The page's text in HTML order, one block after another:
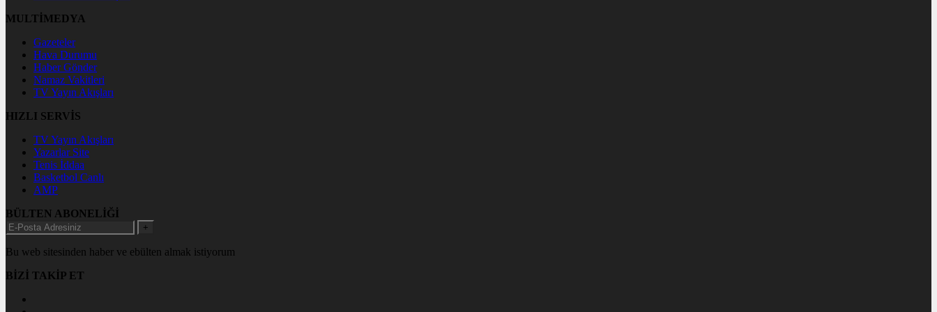
MULTİMEDYA
Gazeteler
Hava Durumu
Haber Gönder
Namaz Vakitleri
TV Yayın Akışları
HIZLI SERVİS
TV Yayın Akışları
Yazarlar Site
Tenis İddaa
Basketbol Canlı
AMP
BÜLTEN ABONELİĞİ
+
Bu web sitesinden haber ve ebülten almak istiyorum
BİZİ TAKİP ET